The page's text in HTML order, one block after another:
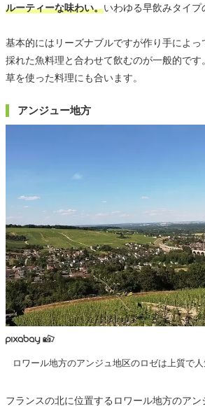
ルーティーな味わい。いわゆる早飲みタイプ
基本的にはリーズナブルですが作り手によ
採れた魚料理と合わせて飲むのが一般的で
草を使った料理にも合います。
アンジュー地方
ロワール地方のアンジュ地区のロゼは上質で人
フランスの北に位置するロワール地方のア